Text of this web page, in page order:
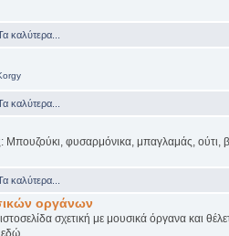
καλύτερα...
καλύτερα...
Μπουζούκι, φυσαρμόνικα, μπαγλαμάς, ούτι,
καλύτερα...
οργάνων
σχετική με μουσικά όργανα και